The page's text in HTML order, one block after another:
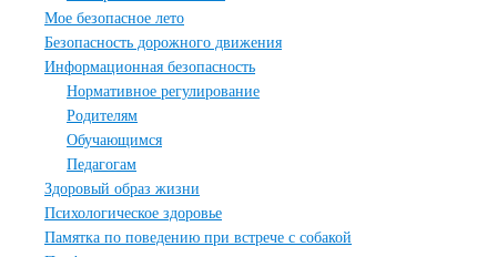
Мое безопасное лето
Безопасность дорожного движения
Информационная безопасность
Нормативное регулирование
Родителям
Обучающимся
Педагогам
Здоровый образ жизни
Психологическое здоровье
Памятка по поведению при встрече с собакой